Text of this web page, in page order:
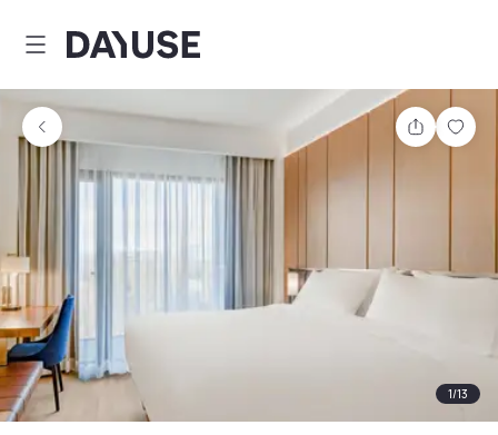
Dayuse
1/13